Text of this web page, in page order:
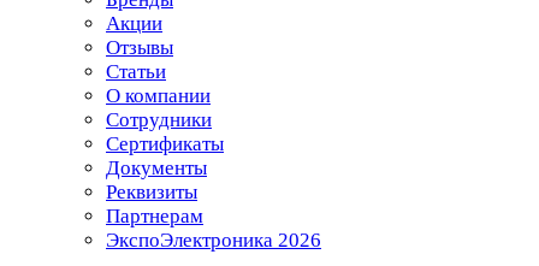
Акции
Отзывы
Статьи
О компании
Сотрудники
Сертификаты
Документы
Реквизиты
Партнерам
ЭкспоЭлектроника 2026